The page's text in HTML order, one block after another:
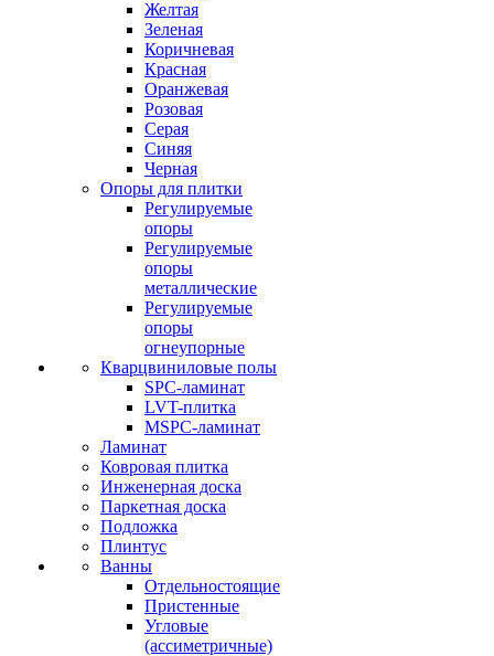
Желтая
Зеленая
Коричневая
Красная
Оранжевая
Розовая
Серая
Синяя
Черная
Опоры для плитки
Регулируемые
опоры
Регулируемые
опоры
металлические
Регулируемые
опоры
огнеупорные
Кварцвиниловые полы
SPC-ламинат
LVT-плитка
MSPC-ламинат
Ламинат
Ковровая плитка
Инженерная доска
Паркетная доска
Подложка
Плинтус
Ванны
Отдельностоящие
Пристенные
Угловые
(ассиметричные)